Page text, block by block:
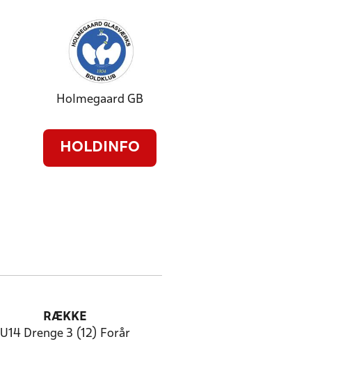
Holmegaard GB
HOLDINFO
RÆKKE
U14 Drenge 3 (12) Forår